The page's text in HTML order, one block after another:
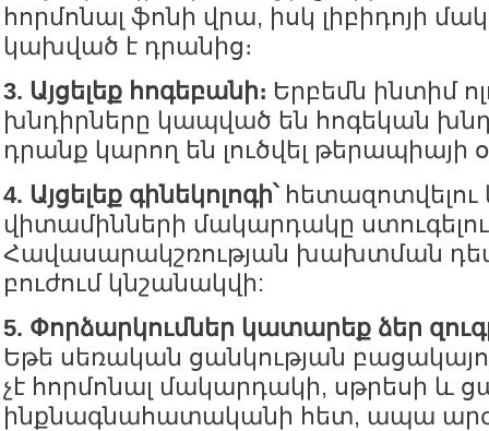
հորմոնալ ֆոնի վրա, իսկ լիբիդոյի
կախված է դրանից։
3. Այցելեք հոգեբանի։ Երբեմն ինտիմ
խնդիրները կապված են հոգեկան
դրանք կարող են լուծվել թերապիայի
4. Այցելեք գինեկոլոգի՝հետազոտվելու
վիտամինների մակարդակը
Հավասարակշռության խախտման
բուժում կնշանակվի:
5. Փորձարկումներ կատարեք ձեր
Եթե սեռական ցանկության
չէ հորմոնալ մակարդակի, սթրեսի և
ինքնագնահատականի հետ, ապա